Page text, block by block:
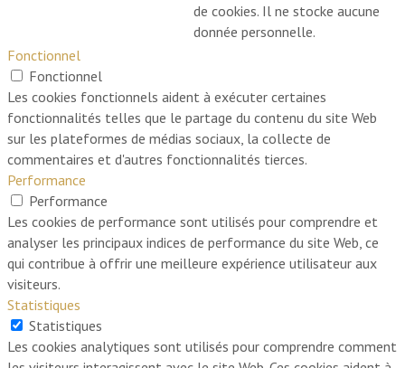
de cookies. Il ne stocke aucune
donnée personnelle.
Fonctionnel
Fonctionnel
Les cookies fonctionnels aident à exécuter certaines
fonctionnalités telles que le partage du contenu du site Web
sur les plateformes de médias sociaux, la collecte de
commentaires et d'autres fonctionnalités tierces.
Performance
Performance
Les cookies de performance sont utilisés pour comprendre et
analyser les principaux indices de performance du site Web, ce
qui contribue à offrir une meilleure expérience utilisateur aux
visiteurs.
Statistiques
Statistiques
Les cookies analytiques sont utilisés pour comprendre comment